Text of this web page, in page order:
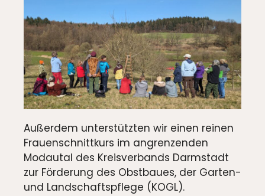
Außerdem unterstützten wir einen reinen
Frauenschnittkurs im angrenzenden
Modautal des Kreisverbands Darmstadt
zur Förderung des Obstbaues, der Garten-
und Landschaftspflege (KOGL).